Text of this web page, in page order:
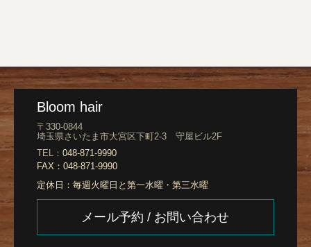
Bloom hair
〒330-0844
埼玉県さいたま市大宮区下町2-3 守屋ビル2F
TEL： 048-871-9990
FAX： 048-871-9990
定休日： 毎週火曜日と第一水曜・第三水曜
メール予約 / お問い合わせ